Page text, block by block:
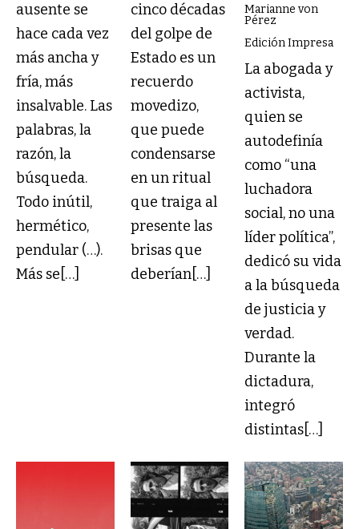
ausente se
hace cada vez
más ancha y
fría, más
insalvable. Las
palabras, la
razón, la
búsqueda.
Todo inútil,
hermético,
pendular (…).
Más se[…]
cinco décadas
del golpe de
Estado es un
recuerdo
movedizo,
que puede
condensarse
en un ritual
que traiga al
presente las
brisas que
deberían[…]
Marianne von
Pérez
Edición Impresa
La abogada y
activista,
quien se
autodefinía
como “una
luchadora
social, no una
líder política”,
dedicó su vida
a la búsqueda
de justicia y
verdad.
Durante la
dictadura,
integró
distintas[…]